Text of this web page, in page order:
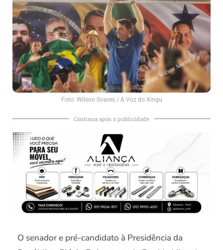
Foto: Wilson Soares / A Voz do Xingu
Continua após a publicidade
O senador e pré-candidato à Presidência da